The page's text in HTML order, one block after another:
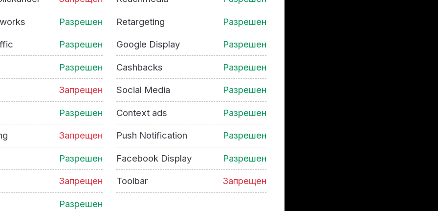
Разрешен Retargeting Разрешен
Разрешен Google Display Разрешен
Разрешен Cashbacks Разрешен
Запрещен Social Media Разрешен
Разрешен Context ads Разрешен
Запрещен Push Notification Разрешен
Разрешен Facebook Display Разрешен
Запрещен Toolbar Запрещен
Разрешен